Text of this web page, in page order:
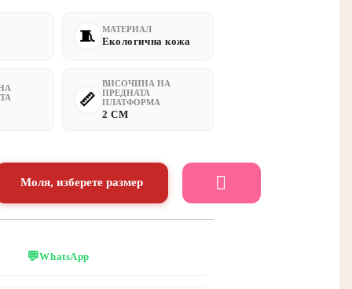
МАТЕРИАЛ
Екологична кожа
ВИСОЧИНА НА
ПРЕДНАТА
ПЛАТФОРМА
2 CM
Моля, изберете размер
💬WhatsApp